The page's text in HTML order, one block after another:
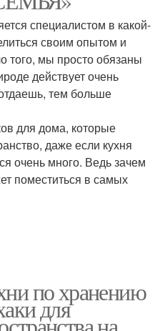
специалистом в какой-
своим опытом и
мы просто обязаны
действует очень
тем больше
для дома, которые
даже если кухня
очень много. Ведь зачем
поместиться в самых
по хранению
для